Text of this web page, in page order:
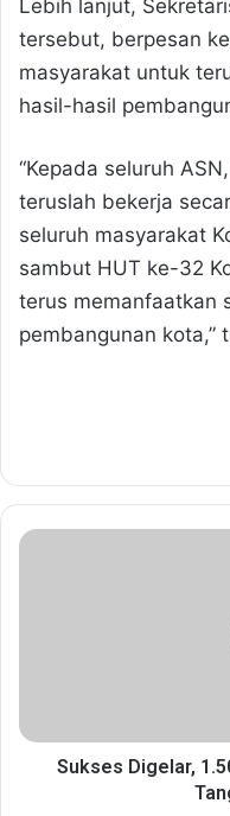
Lebih lanjut,
tersebut, berpesan
masyarakat untuk
hasil-hasil
“Kepada seluruh
teruslah bekerja
seluruh masyarakat
sambut HUT ke-32
terus memanfaatkan
pembangunan kota,”
S
g
Sukses Digelar,